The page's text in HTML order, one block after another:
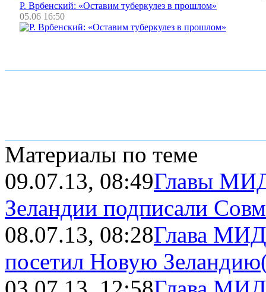
Р. Врбенский: «Оставим туберкулез в прошлом»
05.06 16:50
Материалы по теме
09.07.13, 08:49Главы
Зеландии подписали
08.07.13, 08:28Глава МИД
посетил Новую Зеландию